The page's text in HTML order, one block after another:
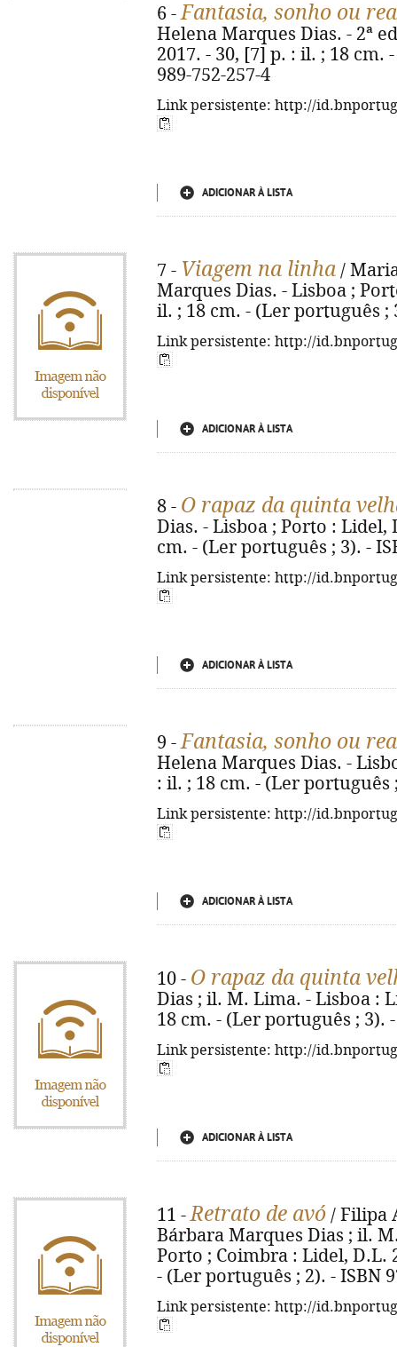
6 -Fantasia, sonho ou
Helena Marques Dias. - 2ª
2017. - 30, [7] p. : il. ; 18 cm.
989-752-257-4
Link persistente: http://
ADICIONAR À LISTA
7 - Viagem na linha /
Marques Dias. - Lisboa ;
il. ; 18 cm. - (Ler português ;
Link persistente: http://
ADICIONAR À LISTA
8 - O rapaz da quinta
Dias. - Lisboa ; Porto : Lidel,
cm. - (Ler português ; 3). -
Link persistente: http://
ADICIONAR À LISTA
9 -Fantasia, sonho ou
Helena Marques Dias. -
: il. ; 18 cm. - (Ler português
Link persistente: http://
ADICIONAR À LISTA
10 - O rapaz da quinta
Dias ; il. M. Lima. - Lisboa :
18 cm. - (Ler português ; 3).
Link persistente: http://
ADICIONAR À LISTA
11 -Retrato de avó / Filipa
Bárbara Marques Dias ; il.
Porto ; Coimbra : Lidel, D.L.
- (Ler português ; 2). - ISBN
Link persistente: http://